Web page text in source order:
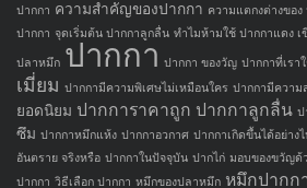
ปากกา ความสำคัญของปากกา ความแตกงต่างขอ
ปากกา จุดเริ่มต้น ปากกาลูกลื่น ทำไมห้ามใช้ ปากกาแดง เ
ปลาหมึก ปากกา ปากกา ของวัญ ปากกาที่เรา
เมี่ยม ปากกามีความพิเศษไม่เหมือนใคร ปากกามีควา
ยอดนิยม ปากการาคาถูก ปากกาลูกลื่น ป
ซึม ปากกาหมึกแห้ง ปากกาอวกาศ ปากกาเกิดขึ้นได้อย่าง
อันตราย จริงหรือ ปากกาในปัจจุบัน ปากไก่ มอบของขวัญด้
ปากกา วิธีเลือก ปากกา หมึกของปลาหมึก หมึกปากก